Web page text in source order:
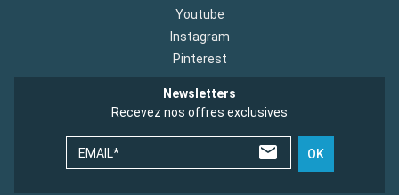
Youtube
Instagram
Pinterest
Newsletters
Recevez nos offres exclusives
EMAIL* OK